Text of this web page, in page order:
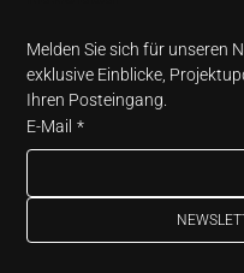
Melden Sie sich für unseren
exklusive Einblicke,
Ihren Posteingang.
E-Mail *